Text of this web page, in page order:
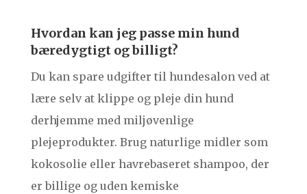
Hvordan kan jeg passe min hund
bæredygtigt og billigt?
Du kan spare udgifter til hundesalon ved at
lære selv at klippe og pleje din hund
derhjemme med miljøvenlige
plejeprodukter. Brug naturlige midler som
kokosolie eller havrebaseret shampoo, der
er billige og uden kemiske